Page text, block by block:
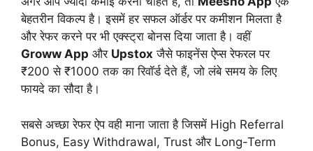
बेहतरीन विकल्प है। इसमें हर सफल ऑर्डर पर कमीशन मिलता है
और रेफर करने पर भी एक्स्ट्रा बोनस दिया जाता है। वहीं
Groww App और Upstox जैसे फाइनेंस ऐप्स रेफरल पर
₹200 से ₹1000 तक का रिवॉर्ड देते हैं, जो लंबे समय के लिए
फायदे का सौदा है।
सबसे अच्छा रेफर ऐप वही माना जाता है जिसमें High Referral
Bonus, Easy Withdrawal, Trust और Long-Term